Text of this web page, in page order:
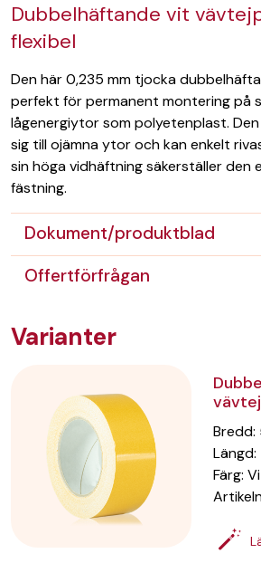
Dubbelhäftande vit
flexibel
Den här 0,235 mm tjocka
perfekt för permanent montering på
lågenergiytor som polyetenplast.
sig till ojämna ytor och kan enkelt
sin höga vidhäftning säkerställer den
fästning.
Dokument/produktblad
Offertförfrågan
Varianter
Bredd:
Längd:
Färg: